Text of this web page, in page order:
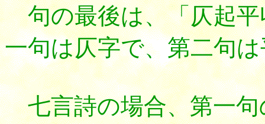
句の最後は、「仄起平
一句は仄字で、第二句
七言詩の場合、第一句